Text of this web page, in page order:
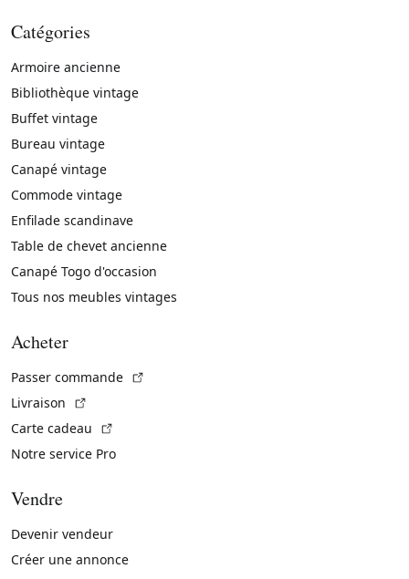
Catégories
Armoire ancienne
Bibliothèque vintage
Buffet vintage
Bureau vintage
Canapé vintage
Commode vintage
Enfilade scandinave
Table de chevet ancienne
Canapé Togo d'occasion
Tous nos meubles vintages
Acheter
Passer commande
Livraison
Carte cadeau
Notre service Pro
Vendre
Devenir vendeur
Créer une annonce